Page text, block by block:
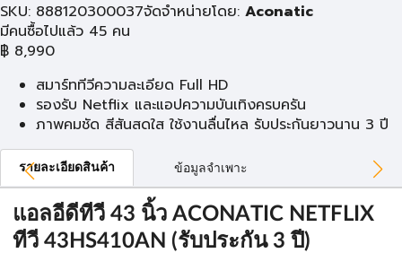
SKU: 888120300037จัดจำหน่ายโดย: Aconatic
มีคนซื้อไปแล้ว 45 คน
฿ 8,990
สมาร์ททีวีความละเอียด Full HD
รองรับ Netflix และแอปความบันเทิงครบครัน
ภาพคมชัด สีสันสดใส ใช้งานลื่นไหล รับประกันยาวนาน 3 ปี
รายละเอียดสินค้า ข้อมูลจำเพาะ
แอลอีดีทีวี 43 นิ้ว ACONATIC NETFLIX
ทีวี 43HS410AN (รับประกัน 3 ปี)